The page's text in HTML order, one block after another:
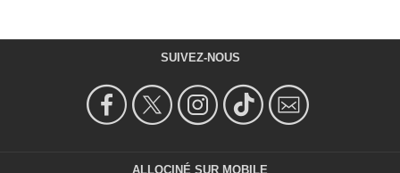
SUIVEZ-NOUS
ALLOCINÉ SUR MOBILE